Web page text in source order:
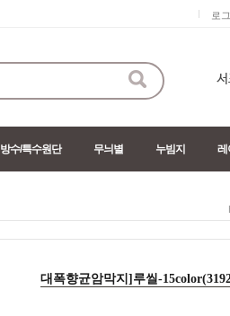
로
방수/특수원단 무늬별 누빔지 레
대폭향균암막지]루씰-